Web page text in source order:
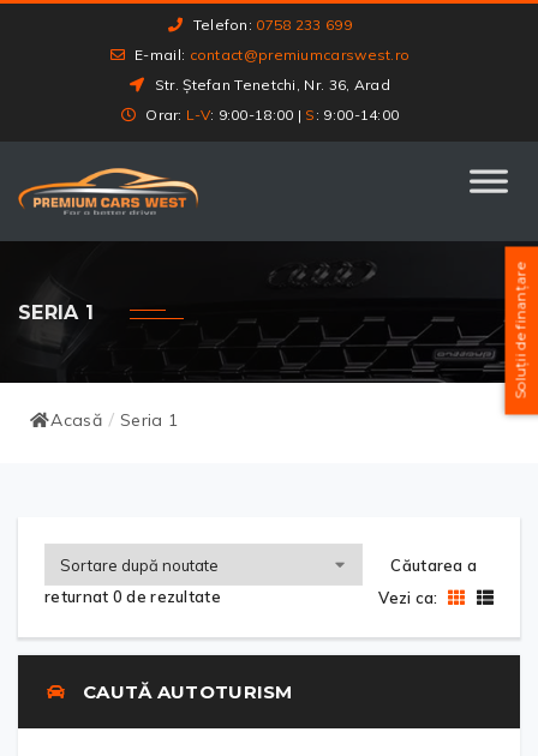
Telefon: 0758 233 699
E-mail: contact@premiumcarswest.ro
Str. Ștefan Tenetchi, Nr. 36, Arad
Orar: L-V: 9:00-18:00 | S : 9:00-14:00
SERIA 1
Acasă / Seria 1
Căutarea a
returnat 0 de rezultate
Vezi ca:
CAUTĂ AUTOTURISM
Soluții de finanțare